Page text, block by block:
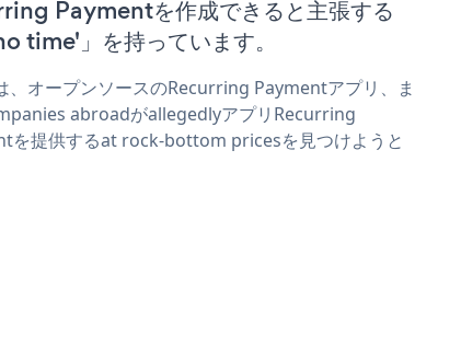
Paymentを作成できると主張する
time'」を持っています。
、オープンソースのRecurring Paymentアプリ、ま
abroadがallegedlyアプリRecurring
を提供するat rock-bottom pricesを見つけようと